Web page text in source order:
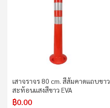
เสาจราจร 80 cm. สีส้มคาดแถบขาว
สะท้อนแสงสีขาว EVA
฿0.00